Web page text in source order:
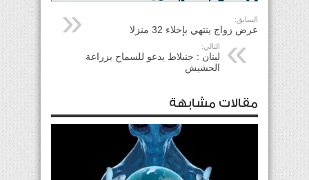
السابق:
عرض زواج ينتهي بإخلاء 32 منزلا
التالي:
لبنان : جنبلاط يدعو للسماح بزراعة
الحشيش
مقالات مشابهة